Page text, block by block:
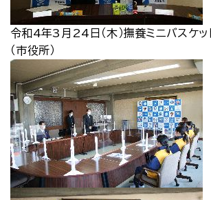
令和4年3月24日（木）撫養ミニバスケッ
（市役所）